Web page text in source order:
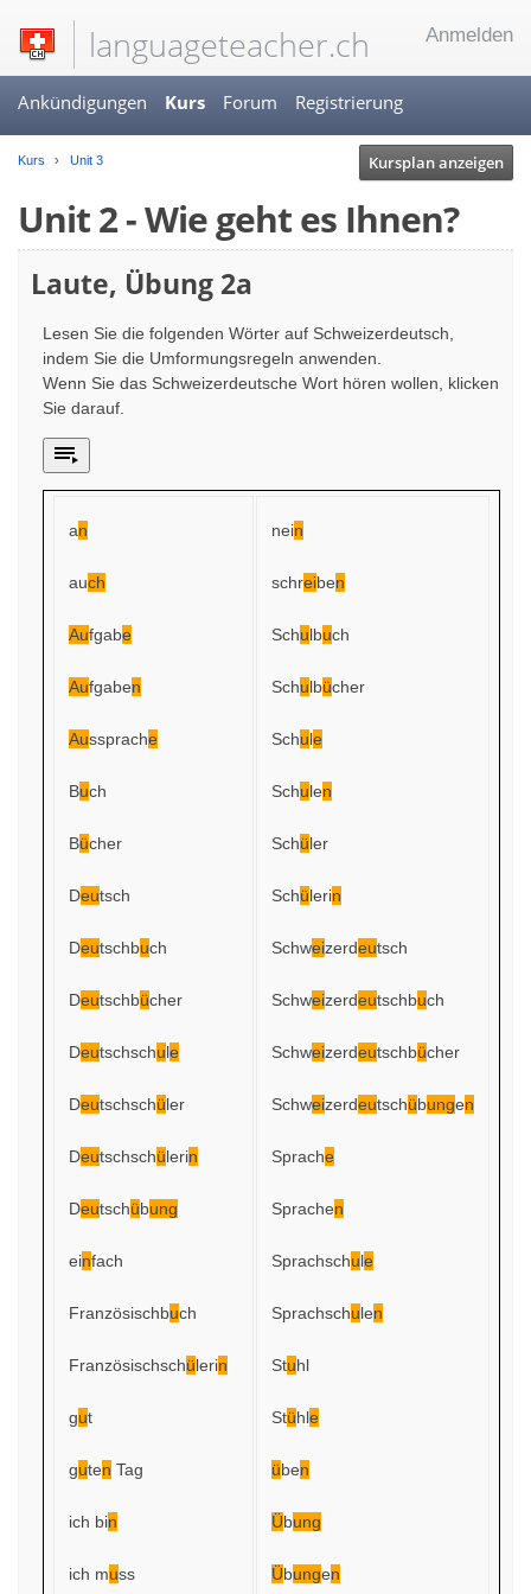
languageteacher.ch Anmelden
Ankündigungen Kurs Forum Registrierung
Kursplan anzeigen
Kurs Unit 3
Unit 2 - Wie geht es Ihnen?
Laute, Übung 2a
Lesen Sie die folgenden Wörter auf Schweizerdeutsch,
indem Sie die Umformungsregeln anwenden.
Wenn Sie das Schweizerdeutsche Wort hören wollen, klicken
Sie darauf.
an
auch
Aufgabe
Aufgaben
Aussprache
Buch
Bücher
Deutsch
Deutschbuch
Deutschbücher
Deutschschule
Deutschschüler
Deutschschülerin
Deutschübung
einfach
Französischbuch
Französischschülerin
gut
guten Tag
ich bin
ich muss
nein
schreiben
Schulbuch
Schulbücher
Schule
Schulen
Schüler
Schülerin
Schweizerdeutsch
Schweizerdeutschbuch
Schweizerdeutschbücher
Schweizerdeutschübungen
Sprache
Sprachen
Sprachschule
Sprachschulen
Stuhl
Stühle
üben
Übung
Übungen